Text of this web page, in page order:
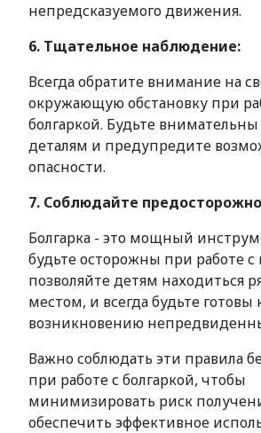
непредсказуемого движения.
6. Тщательное наблюдение:
Всегда обратите внимание на
окружающую обстановку при
болгаркой. Будьте
деталям и предупредите
опасности.
7. Соблюдайте
Болгарка - это мощный
будьте осторожны при работе
позволяйте детям находиться
местом, и всегда будьте готовы
возникновению
Важно соблюдать эти правила
при работе с болгаркой, чтобы
минимизировать риск
обеспечить эффективное